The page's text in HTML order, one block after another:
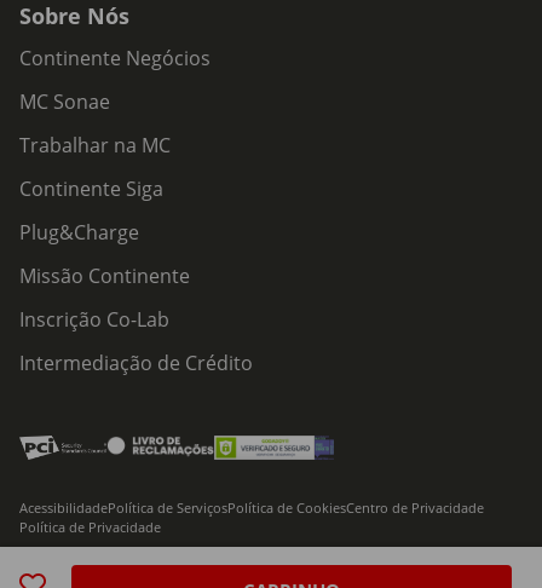
Sobre Nós
Continente Negócios
MC Sonae
Trabalhar na MC
Continente Siga
Plug&Charge
Missão Continente
Inscrição Co-Lab
Intermediação de Crédito
AcessibilidadePolítica de ServiçosPolítica de CookiesCentro de Privacidade
Política de Privacidade